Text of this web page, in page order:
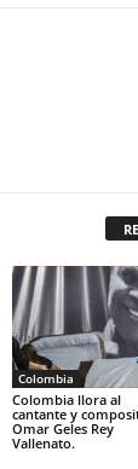
Colombia
Colombia llora al
cantante y
Omar Geles Rey
Vallenato.